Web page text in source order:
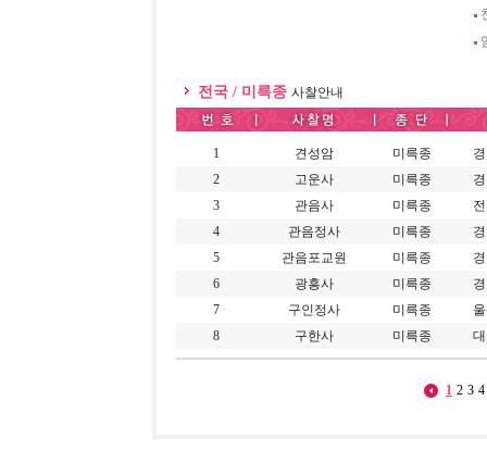
전국 / 미륵종 사찰안내
1 견성암 미륵종
2
고운사 미륵종
3
관음사 미륵종
4
관음정사 미륵종
5
관음포교원 미륵종
6
광흥사 미륵종
7
구인정사 미륵종
8
구한사 미륵종
1 2 3 4